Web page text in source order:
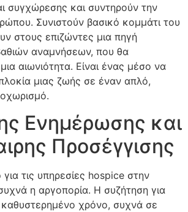
συγχώρεσης και συντηρούν την
Συνιστούν βασικό κομμάτι του
στους επιζώντες μια πηγή
αναμνήσεων, που θα
αιωνιότητα. Είναι ένας μέσο να
μιας ζωής σε έναν απλό,
Ενημέρωσης και
Προσέγγισης
τις υπηρεσίες hospice στην
η αργοπορία. Η συζήτηση για
καθυστερημένο χρόνο, συχνά σε